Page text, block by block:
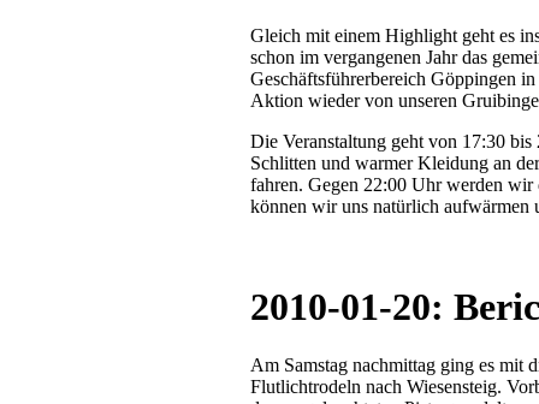
Gleich mit einem Highlight geht es
schon im vergangenen Jahr das
Geschäftsführerbereich Göppingen
Aktion wieder von unseren
Die Veranstaltung geht von 17:30
Schlitten und warmer Kleidung an
fahren. Gegen 22:00 Uhr werden
können wir uns natürlich aufwärmen
2010-01-20:
Am Samstag nachmittag ging es mit
Flutlichtrodeln nach Wiesensteig.